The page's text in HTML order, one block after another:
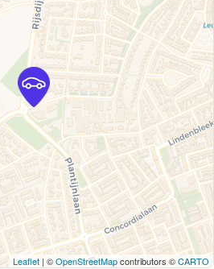
Leaflet | ©OpenStreetMapcontributors ©CARTO